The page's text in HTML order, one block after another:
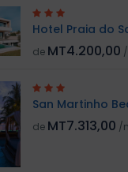
Hotel Praia do
de MT4.200,00
San Martinho
de MT7.313,00 /